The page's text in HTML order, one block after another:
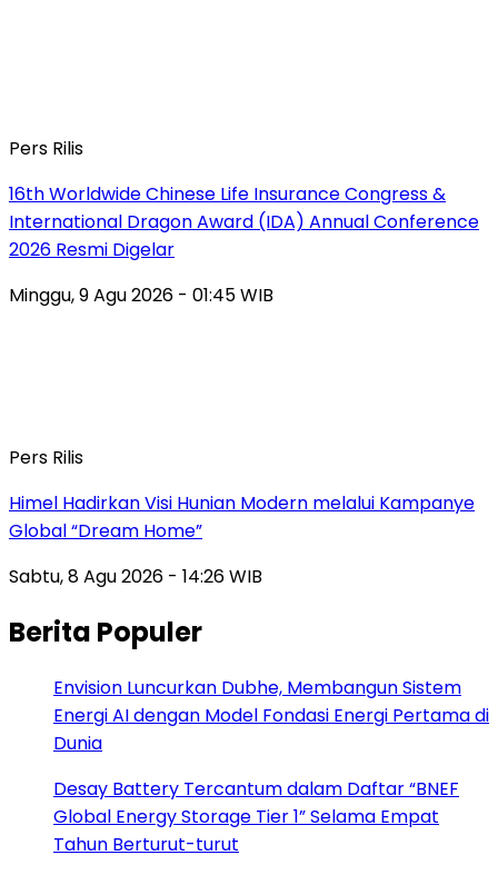
Pers Rilis
16th Worldwide Chinese Life Insurance Congress &
International Dragon Award (IDA) Annual Conference
2026 Resmi Digelar
Minggu, 9 Agu 2026 - 01:45 WIB
Pers Rilis
Himel Hadirkan Visi Hunian Modern melalui Kampanye
Global “Dream Home”
Sabtu, 8 Agu 2026 - 14:26 WIB
Berita Populer
Envision Luncurkan Dubhe, Membangun Sistem
Energi AI dengan Model Fondasi Energi Pertama di
Dunia
Desay Battery Tercantum dalam Daftar “BNEF
Global Energy Storage Tier 1” Selama Empat
Tahun Berturut-turut